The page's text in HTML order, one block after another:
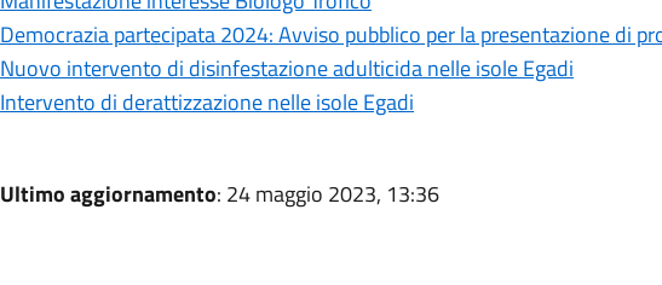
Democrazia partecipata 2024: Avviso pubblico per la presentazione di
Nuovo intervento di disinfestazione adulticida nelle isole Egadi
Intervento di derattizzazione nelle isole Egadi
Ultimo aggiornamento: 24 maggio 2023, 13:36